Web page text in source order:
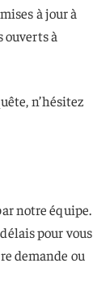
à jour à
ouverts à
n’hésitez
notre équipe.
pour vous
demande ou